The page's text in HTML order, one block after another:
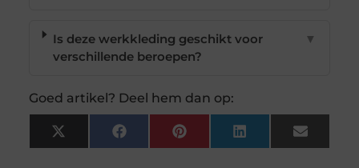
Is deze werkkleding geschikt voor
verschillende beroepen?
▼
Goed artikel? Deel hem dan op:
X
(Twitter)
FacebookPinterest LinkedIn Email